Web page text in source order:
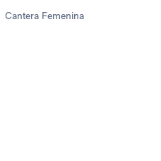
Cantera Femenina